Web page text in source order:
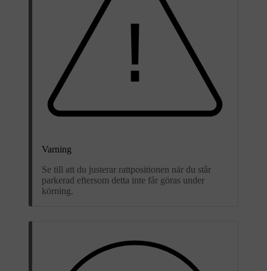
Varning
Se till att du justerar rattpositionen när du står
parkerad eftersom detta inte får göras under
körning.